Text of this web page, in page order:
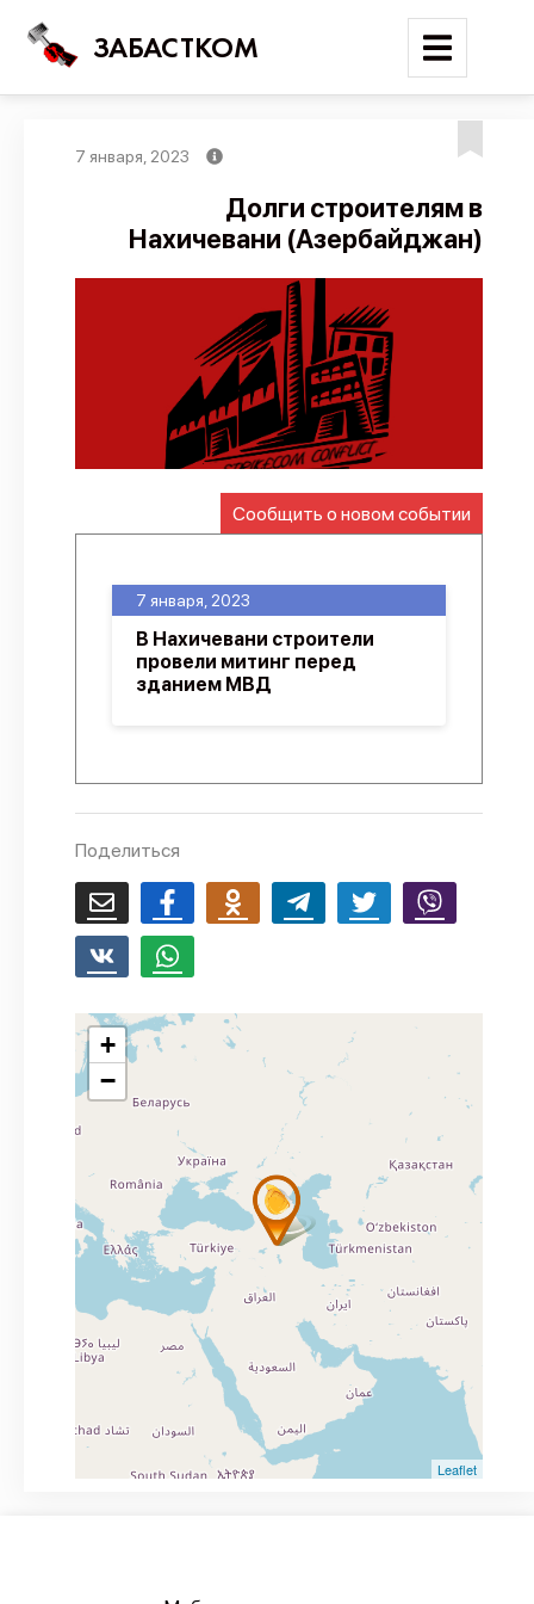
ЗАБАСТКОМ
Поиск
Новости
Карта событий
Трудовые конфликты
Отчеты
Предложить публикацию
API
Политика конфиденциальности
7 января, 2023
Долги строителям в
Нахичевани (Азербайджан)
Сообщить о новом событии
7 января, 2023
В Нахичевани строители
провели митинг перед
зданием МВД
Поделиться
+
−
Leaflet